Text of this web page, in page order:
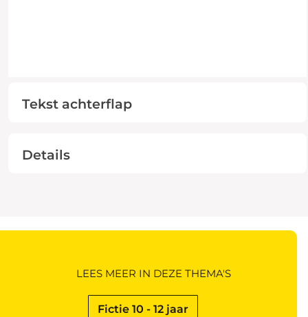
Tekst achterflap
Details
Fictie 10 - 12 jaar
LEES MEER IN DEZE THEMA'S